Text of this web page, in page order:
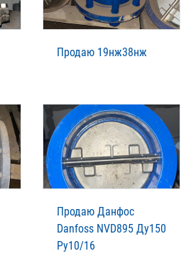
Продаю 19нж38нж
Продаю Данфос
Danfoss NVD895 Ду150
Ру10/16